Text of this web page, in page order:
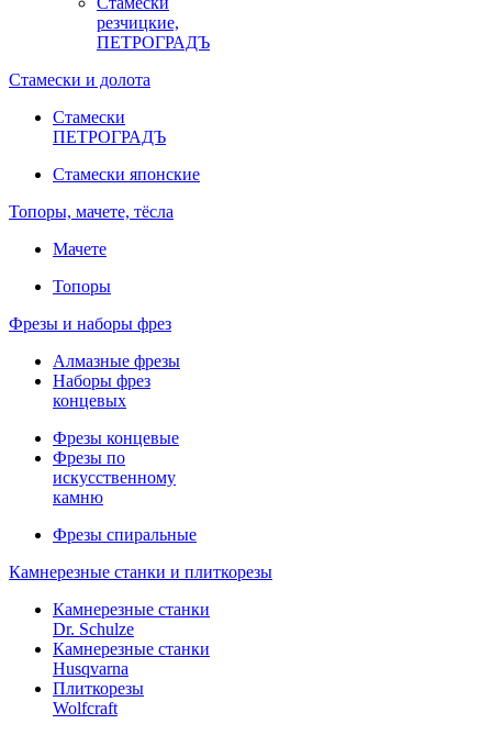
резчицкие,
ПЕТРОГРАДЪ
Стамески и долота
Стамески
ПЕТРОГРАДЪ
Стамески японские
Топоры, мачете, тёсла
Мачете
Топоры
Фрезы и наборы фрез
Алмазные фрезы
Наборы фрез
концевых
Фрезы концевые
Фрезы по
искусственному
камню
Фрезы спиральные
Камнерезные станки и плиткорезы
Камнерезные станки
Dr. Schulze
Камнерезные станки
Husqvarna
Плиткорезы
Wolfcraft